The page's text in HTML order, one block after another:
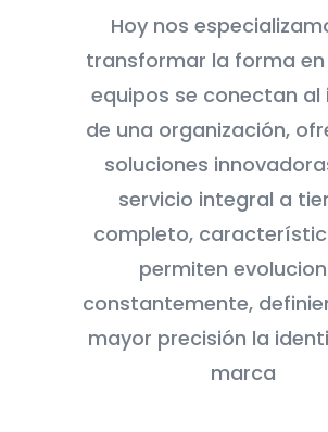
Hoy nos
transformar la forma en
equipos se conectan al
de una organización,
soluciones
servicio integral a
completo,
permiten
constantemente,
mayor precisión la
marca